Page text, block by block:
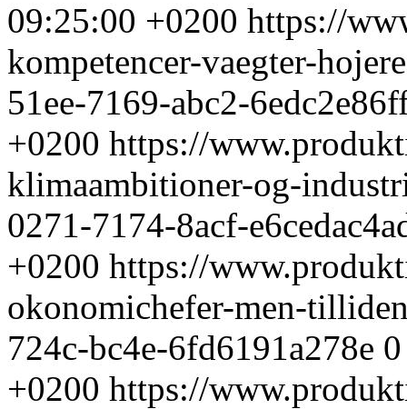
09:25:00 +0200 https://
kompetencer-vaegter-
51ee-7169-abc2-
+0200 https://
klimaambitioner-og-
0271-7174-8acf-
+0200 https://
okonomichefer-men-
724c-bc4e-6fd6191a278e 0
+0200 https://